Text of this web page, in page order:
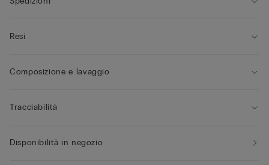
Resi
Composizione e lavaggio
Tracciabilità
Disponibilità in negozio